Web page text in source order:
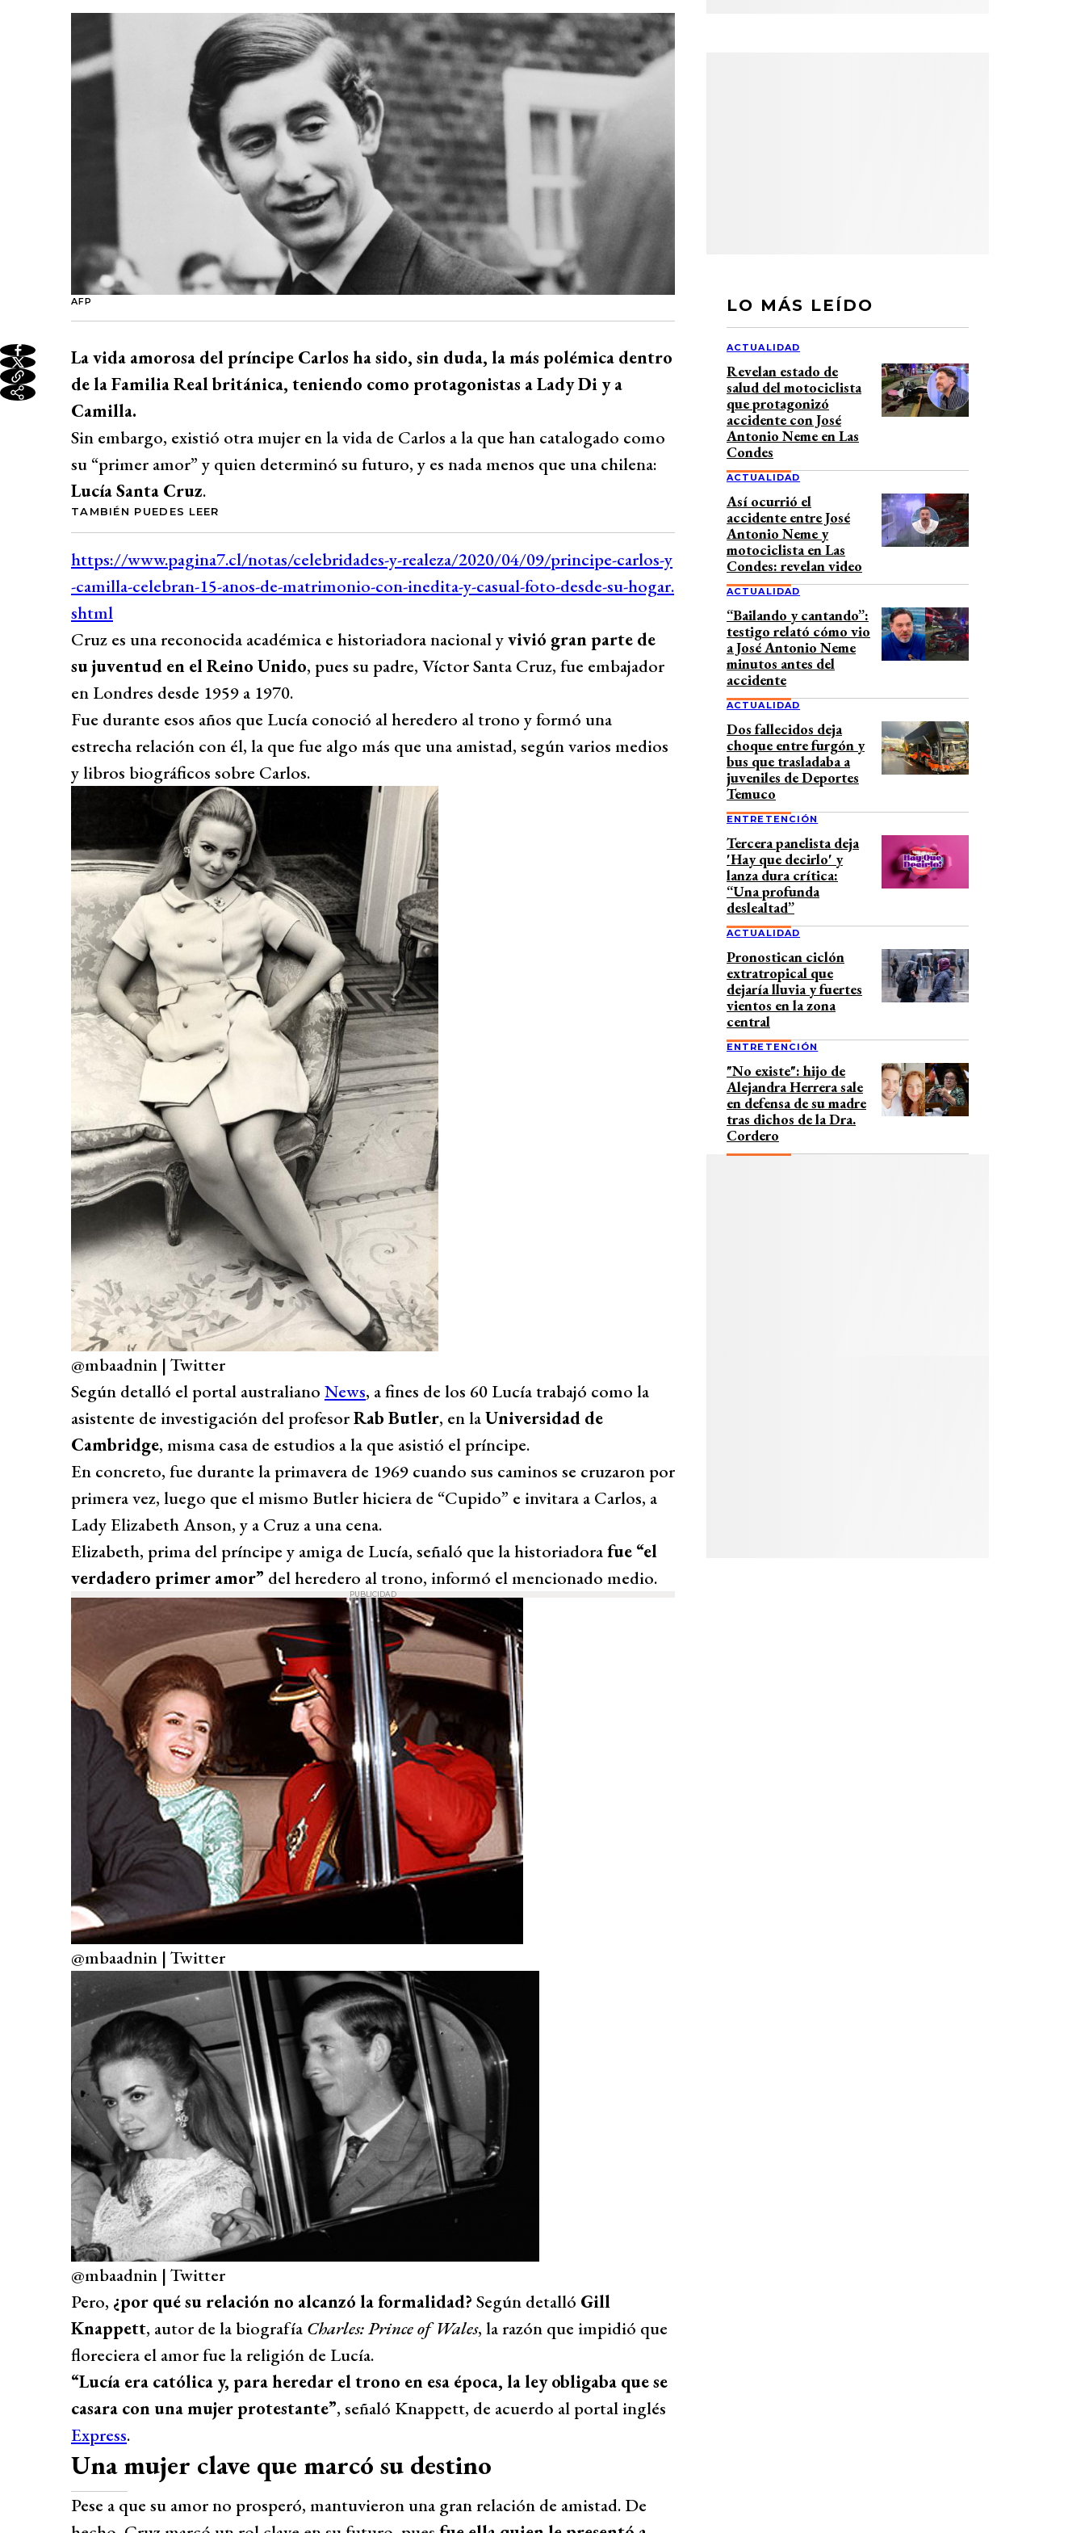
AFP
La vida amorosa del príncipe Carlos ha sido, sin duda, la más polémica dentro
de la Familia Real británica, teniendo como protagonistas a Lady Di y a
Camilla.
Sin embargo, existió otra mujer en la vida de Carlos a la que han catalogado como
su “primer amor” y quien determinó su futuro, y es nada menos que una chilena:
Lucía Santa Cruz.
TAMBIÉN PUEDES LEER
Cruz es una reconocida académica e historiadora nacional yvivió gran parte de
su juventud en el Reino Unido, pues su padre, Víctor Santa Cruz, fue embajador
en Londres desde 1959 a 1970.
Fue durante esos años que Lucía conoció al heredero al trono y formó una
estrecha relación con él, la que fue algo más que una amistad, según varios medios
y libros biográficos sobre Carlos.
@mbaadnin | Twitter
Según detalló el portal australiano News, a fines de los 60 Lucía trabajó como la
asistente de investigación del profesorRab Butler, en laUniversidad de
Cambridge, misma casa de estudios a la que asistió el príncipe.
En concreto, fue durante la primavera de 1969 cuando sus caminos se cruzaron por
primera vez, luego que el mismo Butler hiciera de “Cupido” e invitara a Carlos, a
Lady Elizabeth Anson, y a Cruz a una cena.
Elizabeth, prima del príncipe y amiga de Lucía, señaló que la historiadorafue “el
verdadero primer amor” del heredero al trono, informó el mencionado medio.
PUBLICIDAD
@mbaadnin | Twitter
@mbaadnin | Twitter
Pero, ¿por qué su relación no alcanzó la formalidad? Según detalló Gill
Knappett, autor de la biografía Charles: Prince of Wales, la razón que impidió que
floreciera el amor fue la religión de Lucía.
“Lucía era católica y, para heredar el trono en esa época, la ley obligaba que se
casara con una mujer protestante”, señaló Knappett, de acuerdo al portal inglés
Express.
Una mujer clave que marcó su destino
Pese a que su amor no prosperó, mantuvieron una gran relación de amistad. De
LO MÁS LEÍDO
ACTUALIDAD
Revelan estado de
salud del motociclista
que protagonizó
accidente con José
Antonio Neme en Las
Condes
ACTUALIDAD
Así ocurrió el
accidente entre José
Antonio Neme y
motociclista en Las
Condes: revelan video
ACTUALIDAD
“Bailando y cantando”:
testigo relató cómo vio
a José Antonio Neme
minutos antes del
accidente
ACTUALIDAD
Dos fallecidos deja
choque entre furgón y
bus que trasladaba a
juveniles de Deportes
Temuco
ENTRETENCIÓN
Tercera panelista deja
'Hay que decirlo' y
lanza dura crítica:
“Una profunda
deslealtad”
ACTUALIDAD
Pronostican ciclón
extratropical que
dejaría lluvia y fuertes
vientos en la zona
central
ENTRETENCIÓN
"No existe": hijo de
Alejandra Herrera sale
en defensa de su madre
tras dichos de la Dra.
Cordero